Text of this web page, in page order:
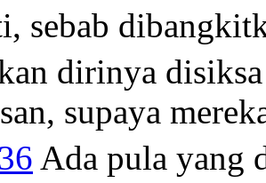
sebab
dirinya disiksa
supaya
Ada pula yang